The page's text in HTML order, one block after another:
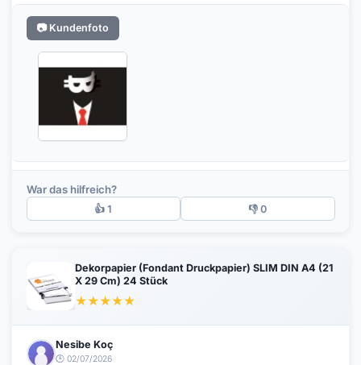
📷 Kundenfoto
War das hilfreich?
👍 1 👎 0
Dekorpapier (Fondant Druckpapier) SLIM DIN A4 (21
X 29 Cm) 24 Stück
★★★★★
Nesibe Koç
🕒 02/07/2026